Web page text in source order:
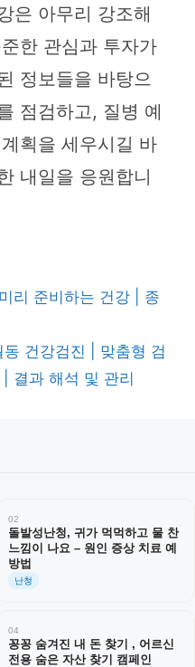
은 아무리 강조해
한 관심과 투자가
정보들을 바탕으
점검하고, 질병 예
획을 세우시길 바
내일을 응원합니
리 준비하는 건강 | 종
건강검진 | 맞춤형 검
결과 해석 및 관리
02
돌발성난청, 귀가 먹먹하고 물 찬
느낌이 나요 – 원인 증상 치료 예
방법
난청
04
꽁꽁 숨겨진 내 돈 찾기 , 어르신
전용 숨은 자산 찾기 캠페인